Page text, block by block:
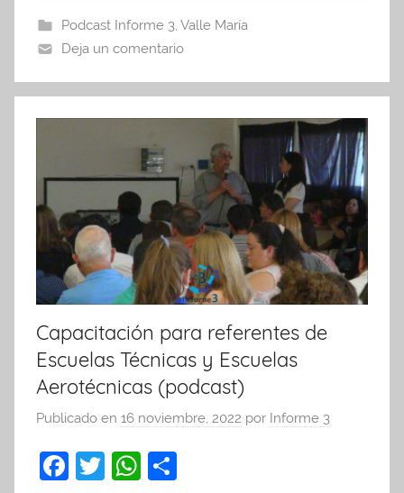
b
o
o
k
A
p
p
ar
tir
Podcast Informe 3, Valle María
Deja un comentario
Capacitación para referentes de
Escuelas Técnicas y Escuelas
Aerotécnicas (podcast)
Publicado en 16 noviembre, 2022 por Informe 3
F
T
W